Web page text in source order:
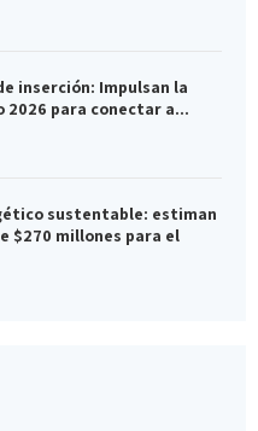
inserción: Impulsan la
2026 para conectar a...
sustentable: estiman
$270 millones para el